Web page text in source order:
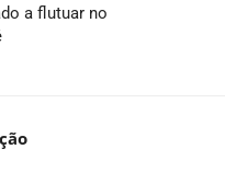
a flutuar no